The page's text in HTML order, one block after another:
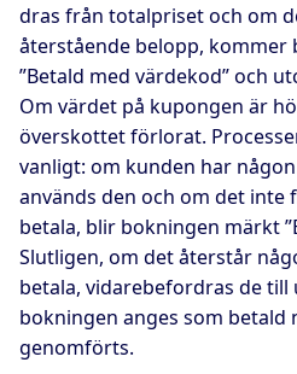
dras från totalpriset och om
återstående belopp, kommer
”Betald med värdekod” och
Om värdet på kupongen är
överskottet förlorat.
vanligt: om kunden har
används den och om det inte
betala, blir bokningen märkt
Slutligen, om det återstår
betala, vidarebefordras de till
bokningen anges som betald
genomförts.